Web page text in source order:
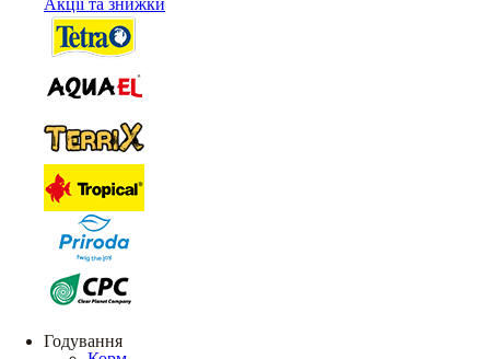
Акції та знижки
Годування